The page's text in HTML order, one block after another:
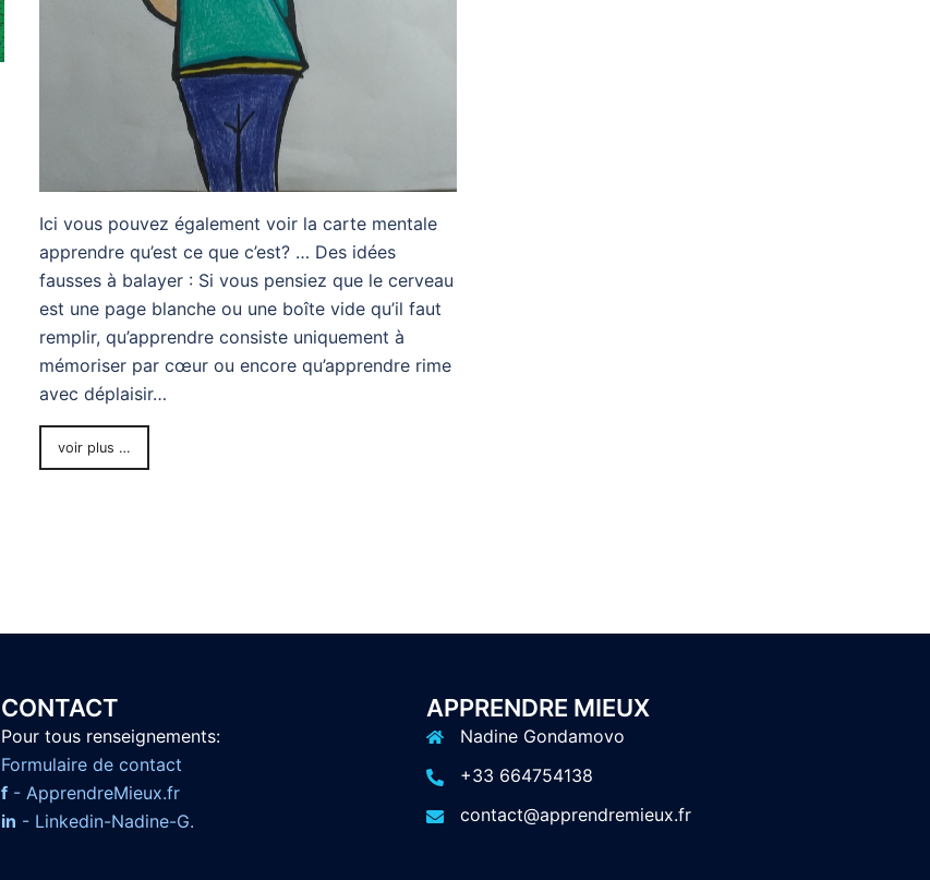
Ici vous pouvez également voir la carte mentale
apprendre qu’est ce que c’est? … Des idées
fausses à balayer : Si vous pensiez que le cerveau
est une page blanche ou une boîte vide qu’il faut
remplir, qu’apprendre consiste uniquement à
mémoriser par cœur ou encore qu’apprendre rime
avec déplaisir…
voir plus …
CONTACT
Pour tous renseignements:
Formulaire de contact
f - ApprendreMieux.fr
in - Linkedin-Nadine-G.
APPRENDRE MIEUX
Nadine Gondamovo
+33 664754138
contact@apprendremieux.fr